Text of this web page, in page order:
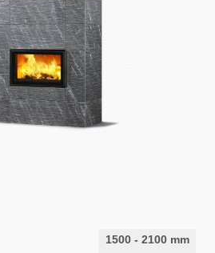
1500 - 2100 mm